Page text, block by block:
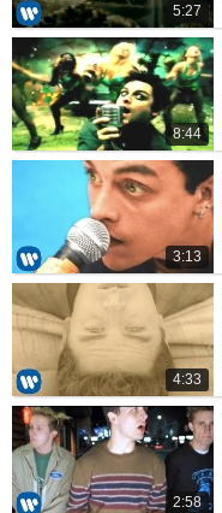
5:27
8:44
3:13
4:33
2:58